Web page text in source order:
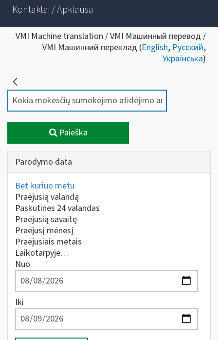
Kontaktai / Apklausa
VMI Machine translation / VMI Машинный перевод /
VMI Машинний переклад (English, Русский,
Українська)
Paieška
Parodymo data
Bet kuriuo metu
Praėjusią valandą
Paskutines 24 valandas
Praėjusią savaitę
Praėjusį mėnesį
Praėjusiais metais
Laikotarpyje…
Nuo
Iki